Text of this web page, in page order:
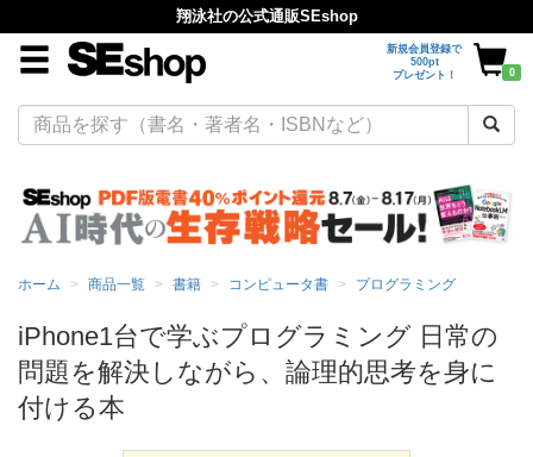
翔泳社の公式通販SEshop
新規会員登録で
500pt
プレゼント！
0
ホーム 商品一覧 書籍 コンピュータ書 プログラミング
iPhone1台で学ぶプログラミング 日常の
問題を解決しながら、論理的思考を身に
付ける本